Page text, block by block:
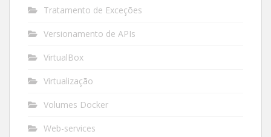
Tratamento de Exceções
Versionamento de APIs
VirtualBox
Virtualização
Volumes Docker
Web-services